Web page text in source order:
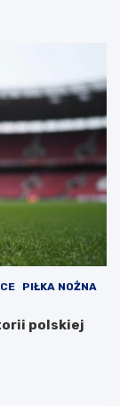
PIŁKA NOŻNA
polskiej